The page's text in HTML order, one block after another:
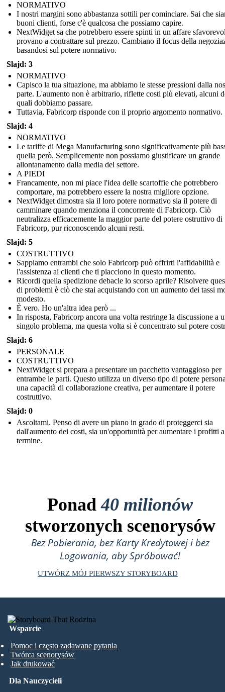
NORMATIVO
I nostri margini sono abbastanza sottili per cominciare. Sai che
buoni clienti, forse c'è qualcosa che possiamo capire.
NextWidget sa che potrebbero essere spinti in un affare
provano a contrattare sul prezzo. Cambiano il focus della
basandosi sul potere normativo.
Slajd: 3
NORMATIVO
Capisco la tua situazione, ma abbiamo le stesse pressioni dalla
parte. L'aumento non è arbitrario, riflette costi più elevati, alcuni
quali dobbiamo passare.
Tuttavia, Fabricorp risponde con il proprio argomento normativo.
Slajd: 4
NORMATIVO
Le tariffe di Mega Manufacturing sono significativamente più
quella però. Semplicemente non possiamo giustificare un grande
allontanamento dalla media del settore.
A PIEDI
Francamente, non mi piace l'idea delle scartoffie che potrebbero
comportare, ma potrebbero essere la nostra migliore opzione.
NextWidget dimostra sia il loro potere normativo sia il potere di
camminare quando menziona il concorrente di Fabricorp. Ciò
neutralizza efficacemente la maggior parte del potere ostruttivo di
Fabricorp, pur riconoscendo alcuni resti.
Slajd: 5
COSTRUTTIVO
Sappiamo entrambi che solo Fabricorp può offrirti l'affidabilità e
l'assistenza ai clienti che ti piacciono in questo momento.
Ricordi quella spedizione debacle lo scorso aprile? Risolvere
di problemi è ciò che stai acquistando con un aumento dei tassi
modesto.
È vero. Ho un'altra idea però ...
In risposta, Fabricorp ancora una volta restringe la discussione a
singolo problema, ma questa volta si è concentrato sul potere
Slajd: 6
PERSONALE
COSTRUTTIVO
NextWidget si prepara a presentare un pacchetto vantaggioso per
entrambe le parti. Questo utilizza un diverso tipo di potere
una capacità di collaborazione creativa, per aumentare il potere
costruttivo.
Slajd: 0
Ascoltami. Penso di avere un piano in grado di proteggerci sia
dall'aumento dei costi, sia un'opportunità per aumentare i profitti
termine.
Ponad40 milionów
stworzonych scenorysów
Bez Pobierania, bez Karty Kredytowej i bez
Logowania, aby Spróbować!
UTWÓRZ MÓJ PIERWSZY STORYBOARD
Wsparcie
Pomoc i często zadawane pytania
Twórca scenorysów
Jak drukować
Dla Nauczycieli